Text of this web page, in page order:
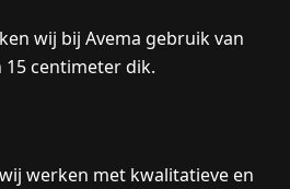
wij bij Avema gebruik van
centimeter dik.
werken met kwalitatieve en